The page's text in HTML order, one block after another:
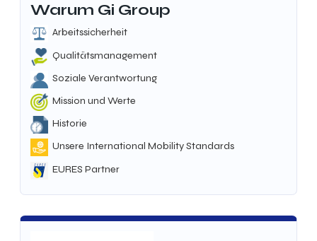
Warum Gi Group
Arbeitssicherheit
Qualitätsmanagement
Soziale Verantwortung
Mission und Werte
Historie
Unsere International Mobility Standards
EURES Partner